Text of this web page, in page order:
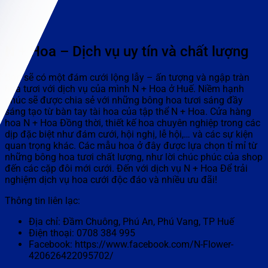
N + Hoa – Dịch vụ uy tín và chất lượng
Bạn sẽ có một đám cưới lộng lẫy – ấn tượng và ngập tràn
hoa tươi với dịch vụ của mình N + Hoa ở Huế. Niềm hạnh
phúc sẽ được chia sẻ với những bông hoa tươi sáng đầy
sáng tạo từ bàn tay tài hoa của tập thể N + Hoa. Cửa hàng
hoa N + Hoa Đồng thời, thiết kế hoa chuyên nghiệp trong các
dịp đặc biệt như đám cưới, hội nghị, lễ hội,… và các sự kiện
quan trọng khác. Các mẫu hoa ở đây được lựa chọn tỉ mỉ từ
những bông hoa tươi chất lượng, như lời chúc phúc của shop
đến các cặp đôi mới cưới. Đến với dịch vụ N + Hoa Để trải
nghiệm dịch vụ hoa cưới độc đáo và nhiều ưu đãi!
Thông tin liên lạc:
Địa chỉ: Đầm Chuông, Phú An, Phú Vang, TP Huế
Điện thoại: 0708 384 995
Facebook: https://www.facebook.com/N-Flower-
420626422095702/